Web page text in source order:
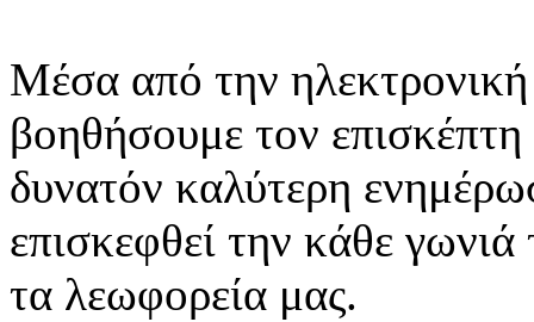
Μέσα από την ηλεκτρονική
βοηθήσουμε τον
δυνατόν καλύτερη
επισκεφθεί την κάθε
τα λεωφορεία μας.